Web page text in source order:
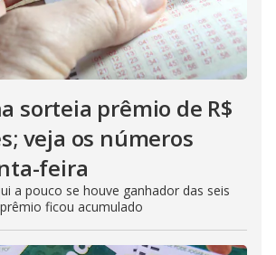
sorteia prêmio de R$
veja os números
feira
a pouco se houve ganhador das seis
ficou acumulado